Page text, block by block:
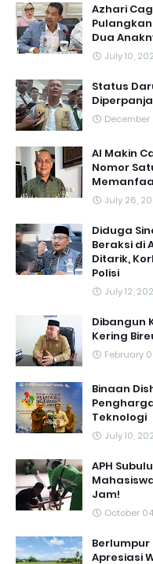
Azhari
Dua
July 10,
Status
December
AI Makin
Nomor
July 26,
Diduga
Beraksi di
Ditarik,
Polisi
July 12,
Dibangun
Kering
February
Binaan
Teknologi
July 10,
APH
Jam!
October
Berlumpur
Apresiasi